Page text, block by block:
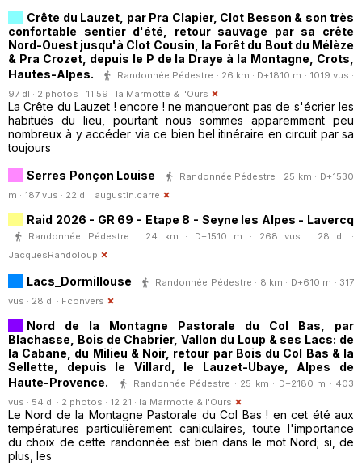
Crête du Lauzet, par Pra Clapier, Clot Besson & son très
confortable sentier d'été, retour sauvage par sa crête
Nord-Ouest jusqu'à Clot Cousin, la Forêt du Bout du Mélèze
& Pra Crozet, depuis le P de la Draye à la Montagne, Crots,
Hautes-Alpes.
Randonnée Pédestre · 26 km · D+1810 m · 1019 vus ·
97 dl · 2 photos · 11:59 · la Marmotte & l'Ours
La Crête du Lauzet ! encore ! ne manqueront pas de s'écrier les
habitués du lieu, pourtant nous sommes apparemment peu
nombreux à y accéder via ce bien bel itinéraire en circuit par sa
toujours
Serres Ponçon Louise
Randonnée Pédestre · 25 km · D+1530
m · 187 vus · 22 dl · augustin.carre
Raid 2026 - GR 69 - Etape 8 - Seyne les Alpes - Lavercq
Randonnée Pédestre · 24 km · D+1510 m · 268 vus · 28 dl ·
JacquesRandoloup
Lacs_Dormillouse
Randonnée Pédestre · 8 km · D+610 m · 317
vus · 28 dl · Fconvers
Nord de la Montagne Pastorale du Col Bas, par
Blachasse, Bois de Chabrier, Vallon du Loup & ses Lacs: de
la Cabane, du Milieu & Noir, retour par Bois du Col Bas & la
Sellette, depuis le Villard, le Lauzet-Ubaye, Alpes de
Haute-Provence.
Randonnée Pédestre · 25 km · D+2180 m · 403
vus · 54 dl · 2 photos · 12:21 · la Marmotte & l'Ours
Le Nord de la Montagne Pastorale du Col Bas ! en cet été aux
températures particulièrement caniculaires, toute l'importance
du choix de cette randonnée est bien dans le mot Nord; si, de
plus, les